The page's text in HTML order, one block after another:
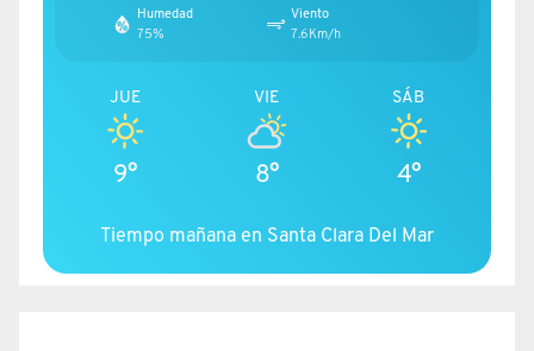
Humedad
75%
Viento
7.6Km/h
JUE
9°
VIE
8°
SÁB
4°
Tiempo mañana en Santa Clara Del Mar